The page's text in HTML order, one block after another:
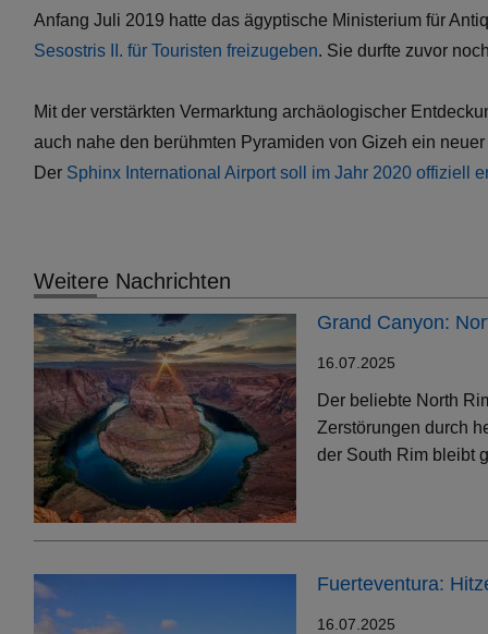
Anfang Juli 2019 hatte das ägyptische Ministerium für
Sesostris II. für Touristen freizugeben. Sie durfte zuvor
Mit der verstärkten Vermarktung archäologischer
auch nahe den berühmten Pyramiden von Gizeh ein
Der Sphinx International Airport soll im Jahr 2020 offiziell
Weitere Nachrichten
Grand Canyon:
16.07.2025
Der beliebte North
Zerstörungen durch
der South Rim bleibt
Fuerteventura:
16.07.2025